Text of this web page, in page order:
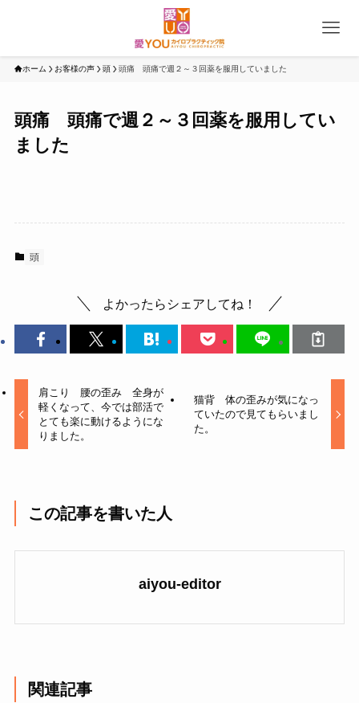
ホーム お客様の声 頭 頭痛 頭痛で週２～３回薬を服用していました
頭痛 頭痛で週２～３回薬を服用してい
ました
頭
よかったらシェアしてね！
肩こり 腰の歪み 全身が
軽くなって、今では部活で
とても楽に動けるようにな
りました。
猫背 体の歪みが気になっ
ていたので見てもらいまし
た。
この記事を書いた人
aiyou-editor
関連記事